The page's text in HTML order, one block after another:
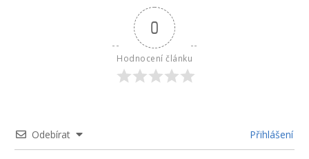
0
Hodnocení článku
Odebírat Přihlášení